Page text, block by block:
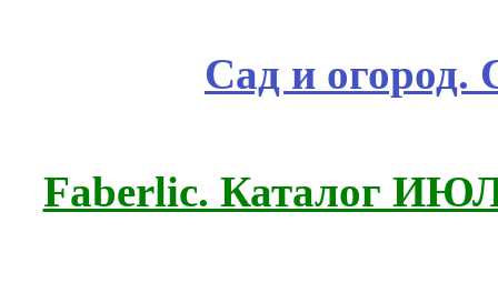
Сад и огород.
Faberlic. Каталог